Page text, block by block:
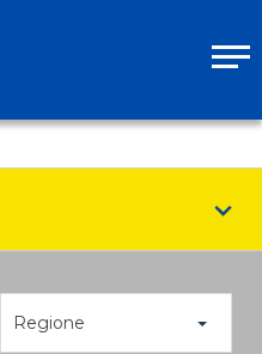
Regione